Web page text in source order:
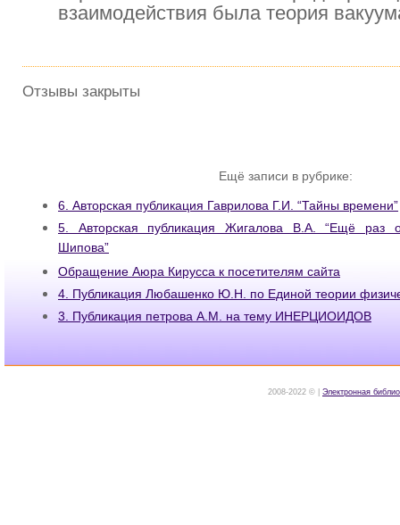
взаимодействия была теория
Отзывы закрыты
Ещё записи в рубрике:
6. Авторская публикация Гаврилова Г.И. “Тайны времени”
5. Авторская публикация Жигалова В.А. “Ещё раз
Шипова”
Обращение Аюра Кирусса к посетителям сайта
4. Публикация Любашенко Ю.Н. по Единой теории
3. Публикация петрова А.М. на тему ИНЕРЦИОИДОВ
2008-2022 © | Электронная